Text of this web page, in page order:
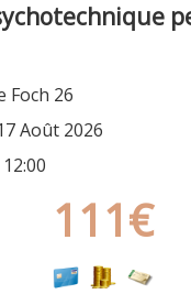
Foch 26
Août 2026
111€